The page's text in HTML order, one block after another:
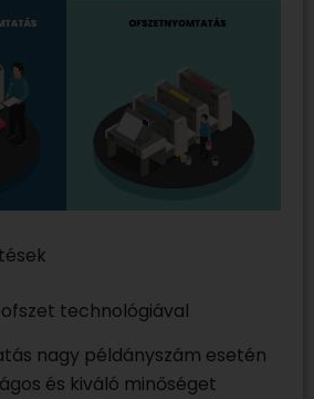
technológiával
nagy példányszám esetén
és kiváló minőséget